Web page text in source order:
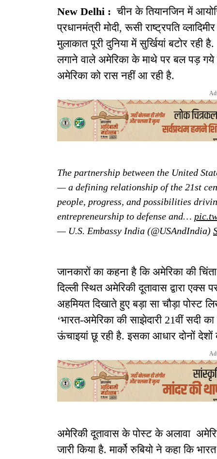
New Delhi :चीन के तियानजिन में
प्रधानमंत्री मोदी, रूसी राष्ट्रपति
मुलाकात पूरी दुनिया में सुर्खियां बटोर
लगाने वाले अमेरिका के माथे पर बल पड़
अमेरिका को रास नहीं आ रही है.
The partnership between the United
— a defining relationship of the 21st
people, progress, and possibilities
entrepreneurship to defense and…
— U.S. Embassy India (@USAndIndia)
जानकारों का कहना है कि अमेरिका की
दिल्ली स्थित अमेरिकी दूतावास द्वारा
अहमियत दिखाते हुए बड़ा सा चौड़ा पोस्ट
‘भारत-अमेरिका की साझेदारी 21वीं सदी का
ऊंचाइयां छू रही है. इसका आधार दोनों देशों
अमेरिकी दूतावास के पोस्ट के अलावा
जारी किया है. मार्को रुबियो ने कहा कि